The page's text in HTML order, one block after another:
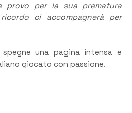
provo per la sua prematura
ci accompagnerà per
una pagina intensa e
giocato con passione.